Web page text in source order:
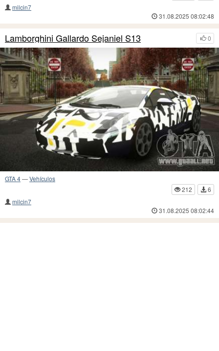
milcin7
31.08.2025 08:02:48
0
Lamborghini Gallardo Sejaniel S13
GTA 4—Vehículos
212
6
milcin7
31.08.2025 08:02:44